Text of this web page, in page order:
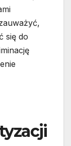
się do